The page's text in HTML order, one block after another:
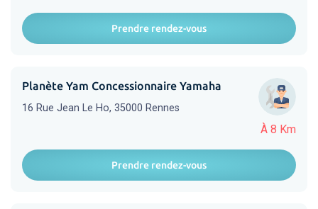
Prendre rendez-vous
À 8 Km
Planète Yam Concessionnaire Yamaha
16 Rue Jean Le Ho, 35000 Rennes
Prendre rendez-vous